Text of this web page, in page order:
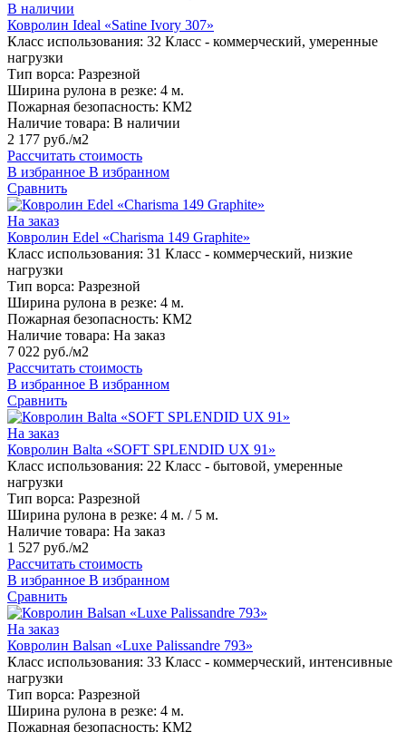
В наличии
Ковролин Ideal «Satine Ivory 307»
Класс использования: 32 Класс - коммерческий, умеренные
нагрузки
Тип ворса: Разрезной
Ширина рулона в резке: 4 м.
Пожарная безопасность: КМ2
Наличие товара: В наличии
2 177 руб./м2
Рассчитать стоимость
В избранное В избранном
Сравнить
На заказ
Ковролин Edel «Charisma 149 Graphite»
Класс использования: 31 Класс - коммерческий, низкие
нагрузки
Тип ворса: Разрезной
Ширина рулона в резке: 4 м.
Пожарная безопасность: КМ2
Наличие товара: На заказ
7 022 руб./м2
Рассчитать стоимость
В избранное В избранном
Сравнить
На заказ
Ковролин Balta «SOFT SPLENDID UX 91»
Класс использования: 22 Класс - бытовой, умеренные
нагрузки
Тип ворса: Разрезной
Ширина рулона в резке: 4 м. / 5 м.
Наличие товара: На заказ
1 527 руб./м2
Рассчитать стоимость
В избранное В избранном
Сравнить
На заказ
Ковролин Balsan «Luxe Palissandre 793»
Класс использования: 33 Класс - коммерческий, интенсивные
нагрузки
Тип ворса: Разрезной
Ширина рулона в резке: 4 м.
Пожарная безопасность: КМ2